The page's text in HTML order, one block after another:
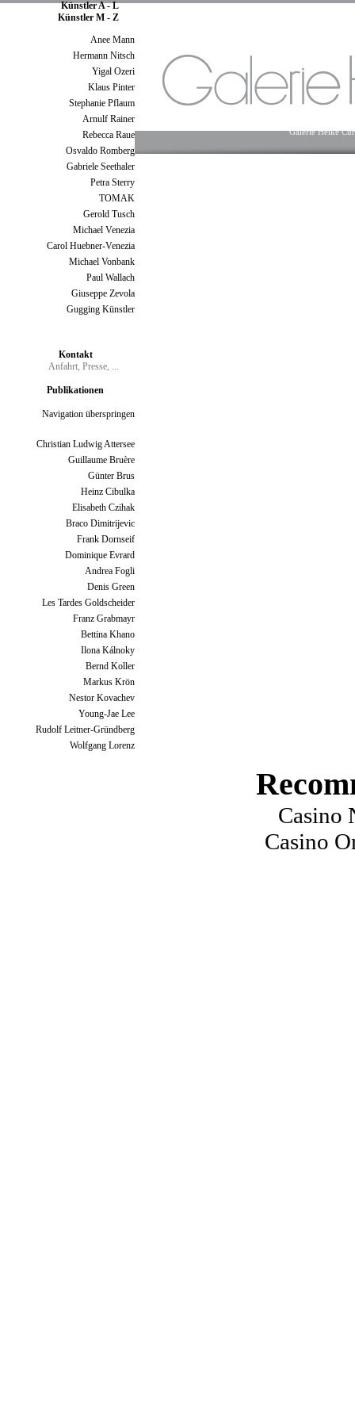
Galerie Heike
Galerie Wien
Seilerstätte 15/16
Galerie Berlin
Checkpoint Charlie
Weidinger Straße 13
Kontakt
Anfahrt, Presse, ...
Publikationen
Navigation überspringen
Christian Ludwig Attersee
Guillaume Bruère
Günter Brus
Heinz Cibulka
Elisabeth Czihak
Braco Dimitrijevic
Frank Dornseif
Dominique Evrard
Andrea Fogli
Denis Green
Les Tardes Goldscheider
Franz Grabmayr
Bettina Khano
Ilona Kálnoky
Bernd Koller
Markus Krön
Nestor Kovachev
Young-Jae Lee
Rudolf Leitner-Gründberg
Wolfgang Lorenz
Künstler A - L
Künstler M - Z
Anee Mann
Hermann Nitsch
Yigal Ozeri
Klaus Pinter
Stephanie Pflaum
Arnulf Rainer
Rebecca Raue
Osvaldo Romberg
Gabriele Seethaler
Petra Sterry
TOMAK
Gerold Tusch
Michael Venezia
Carol Huebner-Venezia
Michael Vonbank
Paul Wallach
Giuseppe Zevola
Gugging Künstler
Casino
Casino